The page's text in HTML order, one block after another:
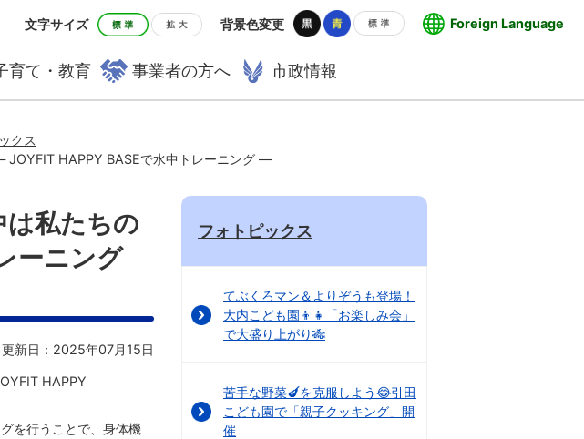
文字サイズ 背景色変更 Foreign Language
育て・教育 事業者の方へ 市政情報
クス
JOYFIT HAPPY BASEで水中トレーニング ―
は私たちの
ーニング
更新日：2025年07月15日
HAPPY
を行うことで、身体機
フォトピックス
てぶくろマン＆よりぞうも登場！
大内こども園👦👧「お楽しみ会」
で大盛り上がり🎋
苦手な野菜🍆を克服しよう😂引田
こども園で「親子クッキング」開
催